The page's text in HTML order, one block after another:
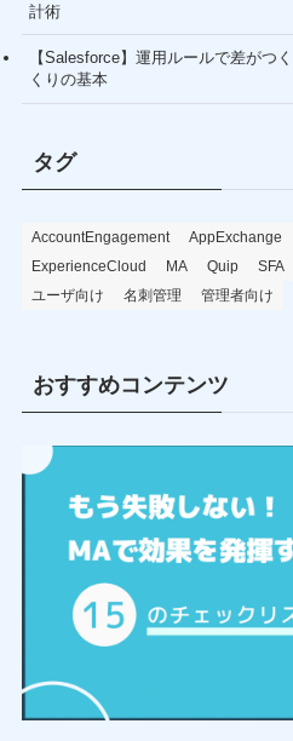
計術
【Salesforce】運用ルールで差がつ
くりの基本
タグ
AccountEngagement AppExchange
ExperienceCloud
MA Quip SFA
ユーザ向け
名刺管理 管理者向け
おすすめコンテンツ